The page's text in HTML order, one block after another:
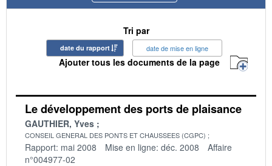
Tri par
date du rapport date de mise en ligne
Ajouter tous les documents de la page
Le développement des ports de plaisance
GAUTHIER, Yves
CONSEIL GENERAL DES PONTS ET CHAUSSEES (CGPC)
Rapport: mai 2008 Mise en ligne: déc. 2008
Affaire
n°004977-02